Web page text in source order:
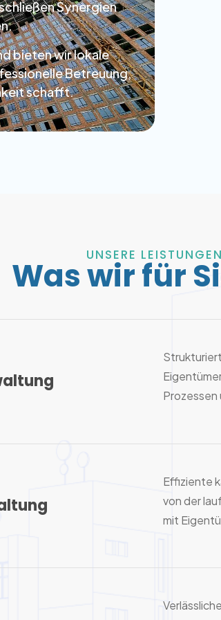
Synergien
bieten wir lokale
Betreuung,
schafft.
UNSERE LEISTUNGEN
Was wir für
Prozessen
Effiziente
von der
mit